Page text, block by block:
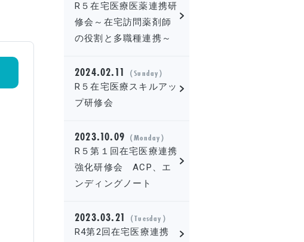
R５在宅医療医薬連携研
修会～在宅訪問薬剤師
の役割と多職種連携～
2024.02.11
（Sunday）
R５在宅医療スキルアッ
プ研修会
2023.10.09 （Monday）
R５第１回在宅医療連携
強化研修会 ACP、エ
ンディングノート
2023.03.21
（Tuesday）
R4第2回在宅医療連携